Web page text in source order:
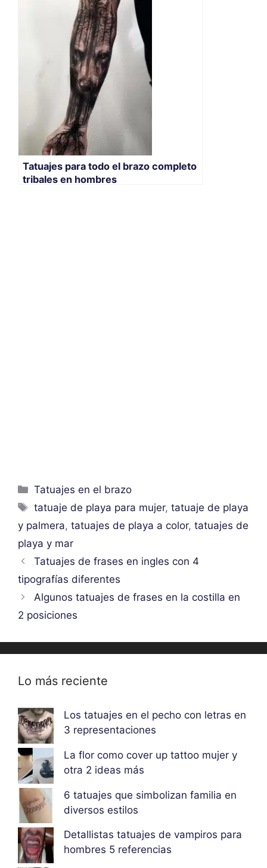
Tatuajes para todo el brazo completo
tribales en hombres
Categorías
Tatuajes en el brazo
Etiquetas
tatuaje de playa para mujer,tatuaje de playa
y palmera, tatuajes de playa a color, tatuajes de
playa y mar
Tatuajes de frases en ingles con 4
tipografías diferentes
Algunos tatuajes de frases en la costilla en
2 posiciones
Lo más reciente
Los tatuajes en el pecho con letras en
3 representaciones
La flor como cover up tattoo mujer y
otra 2 ideas más
6 tatuajes que simbolizan familia en
diversos estilos
Detallistas tatuajes de vampiros para
hombres 5 referencias